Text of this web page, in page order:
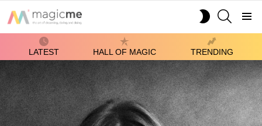
SWITCH
LATEST HALL OF MAGIC TRENDING